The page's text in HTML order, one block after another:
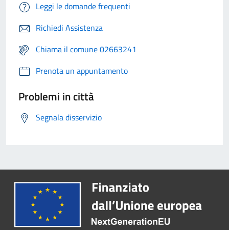
Leggi le domande frequenti
Richiedi Assistenza
Chiama il comune 02663241
Prenota un appuntamento
Problemi in città
Segnala disservizio